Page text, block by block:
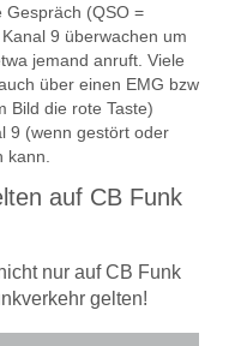
Gespräch (QSO =
9 überwachen um
jemand anruft. Viele
über einen EMG bzw
Bild die rote Taste)
9 (wenn gestört oder
kann.
auf CB Funk
nur auf CB Funk
gelten!